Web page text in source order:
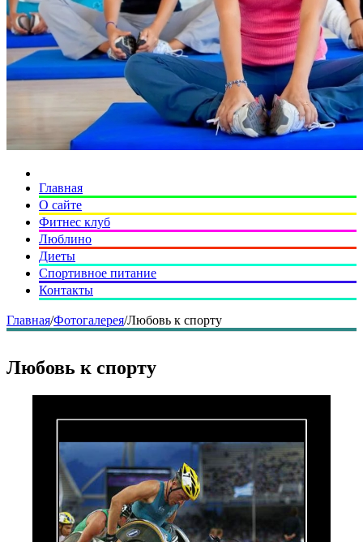
Главная
О сайте
Фитнес клуб
Люблино
Диеты
Спортивное питание
Контакты
Главная/Фотогалерея/Любовь к спорту
Любовь к спорту